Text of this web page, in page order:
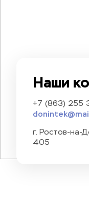
Наши
+7 (863) 255
г. Ростов-на-
405